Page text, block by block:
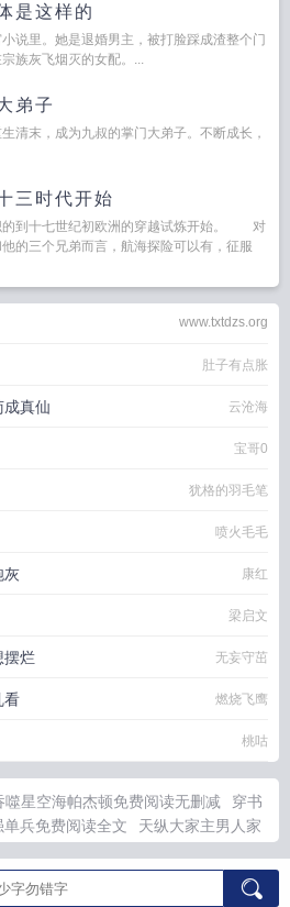
是这样的
说里。她是退婚男主，被打脸踩成渣整个门
族灰飞烟灭的女配。...
弟子
清末，成为九叔的掌门大弟子。不断成长，
三时代开始
的到十七世纪初欧洲的穿越试炼开始。 对
的三个兄弟而言，航海探险可以有，征服
www.txtdzs.org
肚子有点胀
成真仙 云沧海
宝哥0
犹格的羽毛笔
喷火毛毛
灰 康红
梁启文
摆烂 无妄守茁
看 燃烧飞鹰
桃咕
噬星空海帕杰顿免费阅读无删减
穿书
单兵免费阅读全文
天纵大家主男人家
么认识的
穿书七零炮灰女配的海岛
员表一览 反向追妻逾